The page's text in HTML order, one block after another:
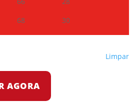
68 30
Limpar
AGORA